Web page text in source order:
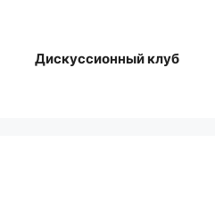
Дискуссионный клуб